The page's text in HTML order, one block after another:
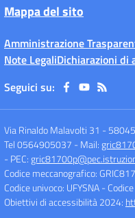
Mappa del sito
Amministrazione
Note LegaliDichiarazioni di
Seguici su:
Via Rinaldo Malavolti 31 -
Tel 0564905037 - Mail:
- PEC:
Codice meccanografico:
Codice univoco: UFYSNA-
Obiettivi di accessibilità 2024: